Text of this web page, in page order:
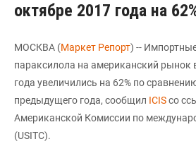
октябре 2017 года на
МОСКВА (Маркет Репорт) --
параксилола на американский рынок
года увеличились на 62% по
предыдущего года, сообщил ICISсо
Американской Комиссии по
(USITC).